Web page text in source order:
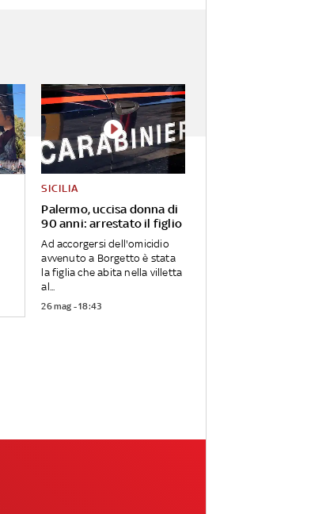
Palermo, uccisa donna di
90 anni: arrestato il figlio
SICILIA
Ad accorgersi dell'omicidio
avvenuto a Borgetto è stata
la figlia che abita nella villetta
al...
26 mag - 18:43